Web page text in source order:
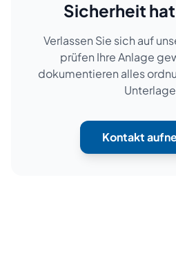
Sicherheit
Verlassen Sie sich auf
prüfen Ihre Anlage
dokumentieren alles
Kontakt